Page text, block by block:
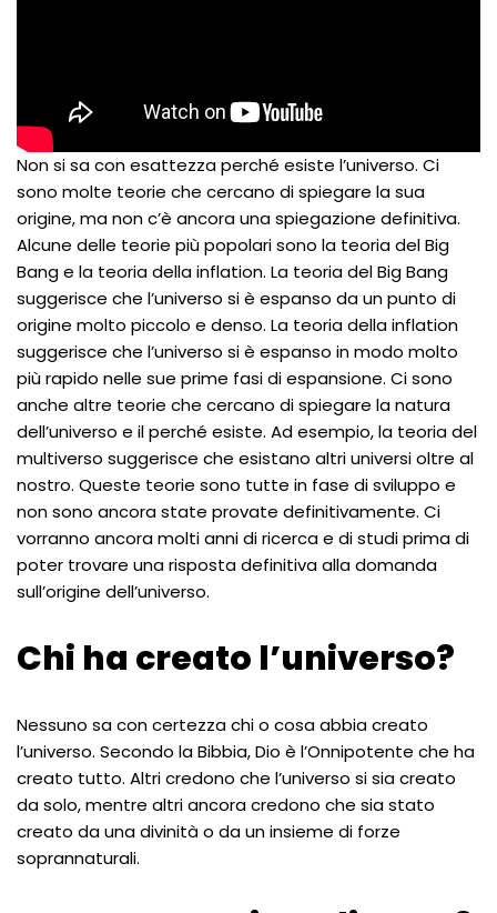
Non si sa con esattezza perché esiste l’universo. Ci
sono molte teorie che cercano di spiegare la sua
origine, ma non c’è ancora una spiegazione definitiva.
Alcune delle teorie più popolari sono la teoria del Big
Bang e la teoria della inflation. La teoria del Big Bang
suggerisce che l’universo si è espanso da un punto di
origine molto piccolo e denso. La teoria della inflation
suggerisce che l’universo si è espanso in modo molto
più rapido nelle sue prime fasi di espansione. Ci sono
anche altre teorie che cercano di spiegare la natura
dell’universo e il perché esiste. Ad esempio, la teoria del
multiverso suggerisce che esistano altri universi oltre al
nostro. Queste teorie sono tutte in fase di sviluppo e
non sono ancora state provate definitivamente. Ci
vorranno ancora molti anni di ricerca e di studi prima di
poter trovare una risposta definitiva alla domanda
sull’origine dell’universo.
Chi ha creato l’universo?
Nessuno sa con certezza chi o cosa abbia creato
l’universo. Secondo la Bibbia, Dio è l’Onnipotente che ha
creato tutto. Altri credono che l’universo si sia creato
da solo, mentre altri ancora credono che sia stato
creato da una divinità o da un insieme di forze
soprannaturali.